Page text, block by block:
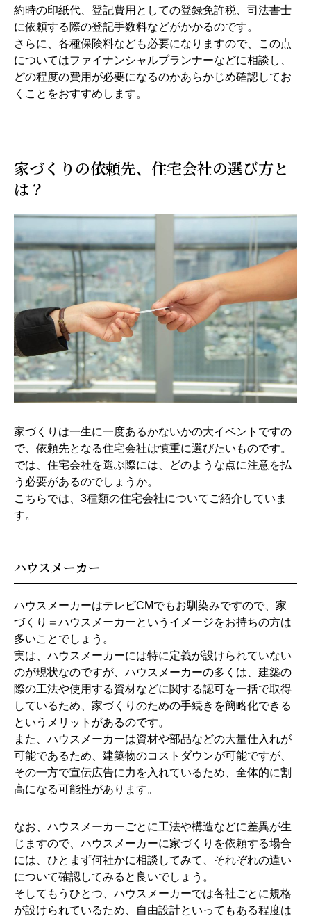
約時の印紙代、登記費用としての登録免許税、司法書士
に依頼する際の登記手数料などがかかるのです。
さらに、各種保険料なども必要になりますので、この点
についてはファイナンシャルプランナーなどに相談し、
どの程度の費用が必要になるのかあらかじめ確認してお
くことをおすすめします。
家づくりの依頼先、住宅会社の選び方と
は？
家づくりは一生に一度あるかないかの大イベントですの
で、依頼先となる住宅会社は慎重に選びたいものです。
では、住宅会社を選ぶ際には、どのような点に注意を払
う必要があるのでしょうか。
こちらでは、3種類の住宅会社についてご紹介していま
す。
ハウスメーカー
ハウスメーカーはテレビCMでもお馴染みですので、家
づくり＝ハウスメーカーというイメージをお持ちの方は
多いことでしょう。
実は、ハウスメーカーには特に定義が設けられていない
のが現状なのですが、ハウスメーカーの多くは、建築の
際の工法や使用する資材などに関する認可を一括で取得
しているため、家づくりのための手続きを簡略化できる
というメリットがあるのです。
また、ハウスメーカーは資材や部品などの大量仕入れが
可能であるため、建築物のコストダウンが可能ですが、
その一方で宣伝広告に力を入れているため、全体的に割
高になる可能性があります。
なお、ハウスメーカーごとに工法や構造などに差異が生
じますので、ハウスメーカーに家づくりを依頼する場合
には、ひとまず何社かに相談してみて、それぞれの違い
について確認してみると良いでしょう。
そしてもうひとつ、ハウスメーカーでは各社ごとに規格
が設けられているため、自由設計といってもある程度は